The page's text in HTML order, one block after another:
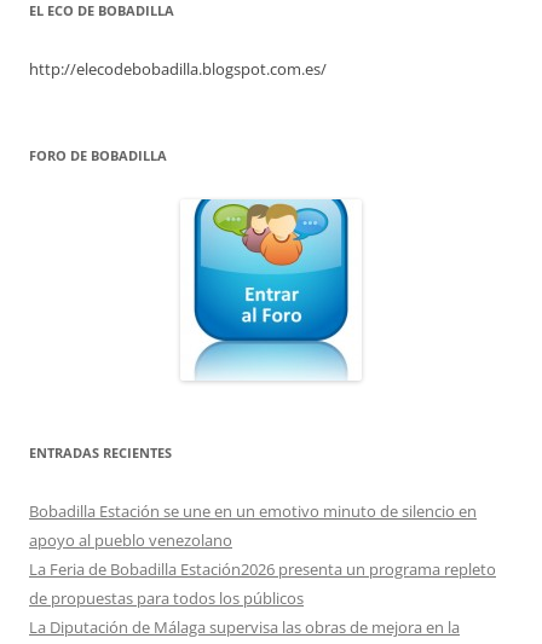
EL ECO DE BOBADILLA
http://elecodebobadilla.blogspot.com.es/
FORO DE BOBADILLA
ENTRADAS RECIENTES
Bobadilla Estación se une en un emotivo minuto de silencio en
apoyo al pueblo venezolano
La Feria de Bobadilla Estación2026 presenta un programa repleto
de propuestas para todos los públicos
La Diputación de Málaga supervisa las obras de mejora en la